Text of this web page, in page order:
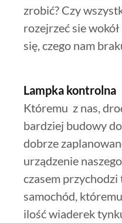
zrobić? Czy
rozejrzeć sie
się, czego nam
Lampka kontrolna
Któremu z nas,
bardziej budowy
dobrze
urządzenie
czasem
samochód,
ilość wiaderek